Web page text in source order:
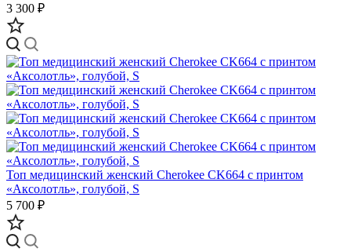
3 300 ₽
Топ медицинский женский Cherokee CK664 с принтом
«Аксолотль», голубой, S
5 700 ₽